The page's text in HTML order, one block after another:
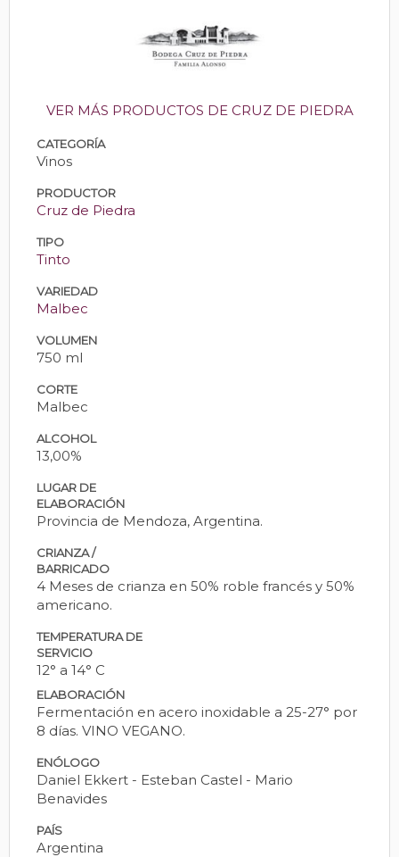
VER MÁS PRODUCTOS DE CRUZ DE PIEDRA
CATEGORÍA
Vinos
PRODUCTOR
Cruz de Piedra
TIPO
Tinto
VARIEDAD
Malbec
VOLUMEN
750 ml
CORTE
Malbec
ALCOHOL
13,00%
LUGAR DE
ELABORACIÓN
Provincia de Mendoza, Argentina.
CRIANZA /
BARRICADO
4 Meses de crianza en 50% roble francés y 50%
americano.
TEMPERATURA DE
SERVICIO
12° a 14° C
ELABORACIÓN
Fermentación en acero inoxidable a 25-27° por
8 días. VINO VEGANO.
ENÓLOGO
Daniel Ekkert - Esteban Castel - Mario
Benavides
PAÍS
Argentina